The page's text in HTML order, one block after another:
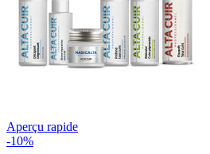
Aperçu rapide
-10%